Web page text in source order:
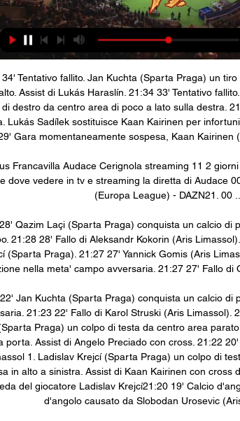
Tentativo fallito. Jan Kuchta (Sparta Praga) un
Assist di Lukás Haraslín. 21:34 33' Tentativo
di destro da centro area di poco a lato sulla destra.
Lukás Sadílek sostituisce Kaan Kairinen per
Gara momentaneamente sospesa, Kaan Kairinen
Francavilla Audace Cerignola streaming 11 2
dove vedere in tv e streaming la diretta di Audace
(Europa League) - DAZN21. 00 ...
Qazim Laçi (Sparta Praga) conquista un calcio di
21:28 28' Fallo di Aleksandr Kokorin (Aris
(Sparta Praga). 21:27 27' Yannick Gomis (Aris
nella meta' campo avversaria. 21:27 27' Fallo di
Jan Kuchta (Sparta Praga) conquista un calcio di
21:23 22' Fallo di Karol Struski (Aris Limassol).
Praga) un colpo di testa da centro area
porta. Assist di Angelo Preciado con cross. 21:22
1. Ladislav Krejcí (Sparta Praga) un colpo di
in alto a sinistra. Assist di Kaan Kairinen con cross
del giocatore Ladislav Krejcí21:20 19' Calcio
d'angolo causato da Slobodan Urosevic